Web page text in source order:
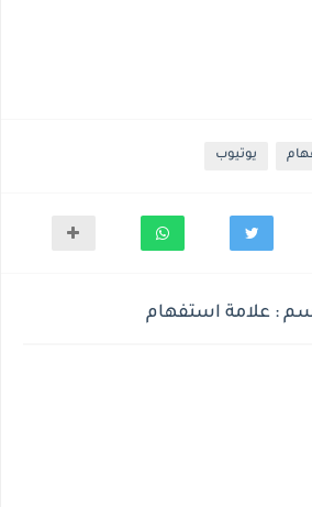
يوتيوب
: علامة استفهام